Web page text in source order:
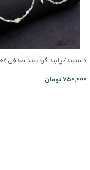
دستبند/پابند گردنبند صدفی mr25-02
750,000تومان